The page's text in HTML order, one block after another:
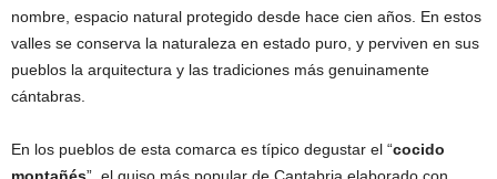
nombre, espacio natural protegido desde hace cien años. En estos
valles se conserva la naturaleza en estado puro, y perviven en sus
pueblos la arquitectura y las tradiciones más genuinamente
cántabras.
En los pueblos de esta comarca es típico degustar el “cocido